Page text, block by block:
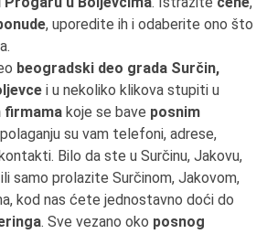
, uporedite ih i odaberite ono što
beogradski deo grada Surčin,
i u nekoliko klikova stupiti u
firmama koje se bave posnim
su vam telefoni, adrese,
Bilo da ste u Surčinu, Jakovu,
samo prolazite Surčinom, Jakovom,
kod nas ćete jednostavno doći do
. Sve vezano oko posnog